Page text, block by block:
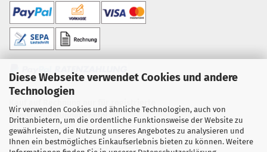
Diese Webseite verwendet Cookies und andere
Technologien
Wir verwenden Cookies und ähnliche Technologien, auch von
Drittanbietern, um die ordentliche Funktionsweise der Website zu
gewährleisten, die Nutzung unseres Angebotes zu analysieren und
Ihnen ein bestmögliches Einkaufserlebnis bieten zu können. Weitere
Kunden mit Kundenkonto!